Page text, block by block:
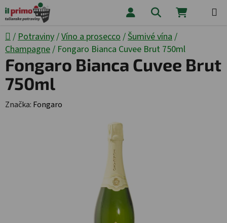
Prejsť na obsah Hľadať
Domov
/ Potraviny/Víno a prosecco /Šumivé vína /
Champagne/ Fongaro Bianca Cuvee Brut 750ml
Fongaro Bianca Cuvee Brut
750ml
Značka: Fongaro